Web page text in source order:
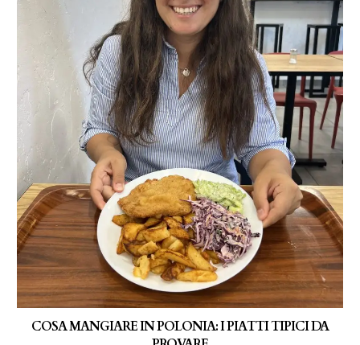
COSA MANGIARE IN POLONIA: I PIATTI TIPICI DA